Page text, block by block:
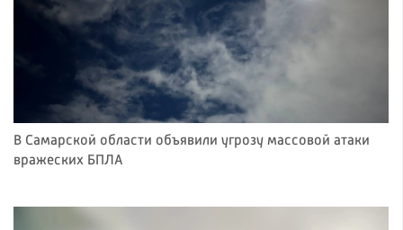
В Самарской области объявили угрозу массовой атаки
вражеских БПЛА